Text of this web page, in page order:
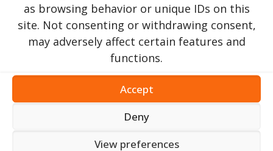
as browsing behavior or unique IDs on this
site. Not consenting or withdrawing consent,
may adversely affect certain features and
functions.
Accept
Deny
View preferences